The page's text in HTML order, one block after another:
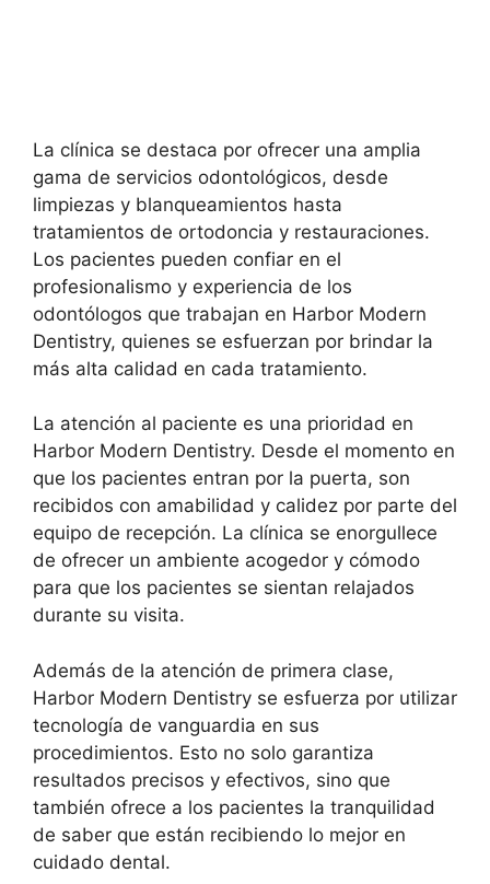
La clínica se destaca por ofrecer una amplia
gama de servicios odontológicos, desde
limpiezas y blanqueamientos hasta
tratamientos de ortodoncia y restauraciones.
Los pacientes pueden confiar en el
profesionalismo y experiencia de los
odontólogos que trabajan en Harbor Modern
Dentistry, quienes se esfuerzan por brindar la
más alta calidad en cada tratamiento.
La atención al paciente es una prioridad en
Harbor Modern Dentistry. Desde el momento en
que los pacientes entran por la puerta, son
recibidos con amabilidad y calidez por parte del
equipo de recepción. La clínica se enorgullece
de ofrecer un ambiente acogedor y cómodo
para que los pacientes se sientan relajados
durante su visita.
Además de la atención de primera clase,
Harbor Modern Dentistry se esfuerza por utilizar
tecnología de vanguardia en sus
procedimientos. Esto no solo garantiza
resultados precisos y efectivos, sino que
también ofrece a los pacientes la tranquilidad
de saber que están recibiendo lo mejor en
cuidado dental.